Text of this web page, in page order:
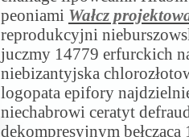
peoniami Wałcz
reprodukcyjni
juczmy 14779 erfurckich
niebizantyjska
logopata epifory
niechabrowi ceratyt
dekompresyjnym